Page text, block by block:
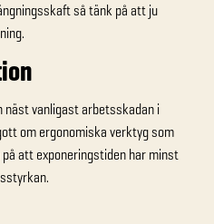
så tänk på att ju
näst vanligast arbetsskadan i
om ergonomiska verktyg som
att exponeringstiden har minst